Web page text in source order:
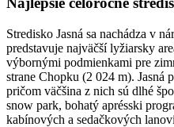
Stredisko Jasná sa nachádza v
predstavuje najväčší lyžiarsky
výbornými podmienkami pre
strane Chopku (2 024 m). Jasná
pričom väčšina z nich sú dlhé
snow park, bohatý aprésski
kabínových a sedačkových